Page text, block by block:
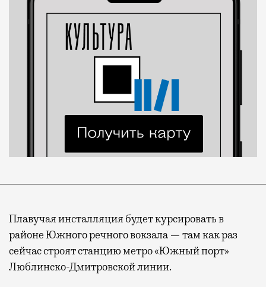
Плавучая инсталляция будет курсировать в
районе Южного речного вокзала — там как раз
сейчас строят станцию метро «Южный порт»
Люблинско-Дмитровской линии.